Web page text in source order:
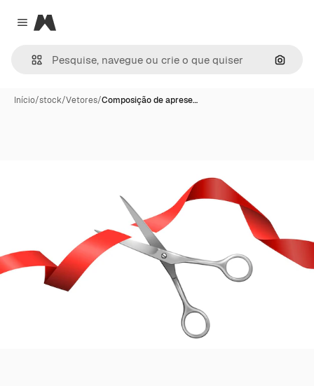
Close menu
Magnific
Início/stock/Vetores/Composição de aprese…